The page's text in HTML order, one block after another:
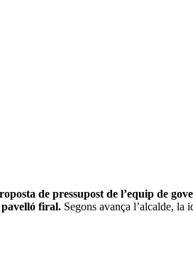
de pressupost de l’equip de
firal. Segons avança l’alcalde, la